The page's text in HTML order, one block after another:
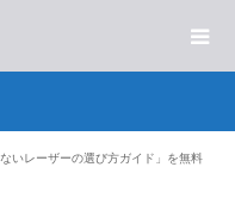
いレーザーの選び方ガイド」を無料